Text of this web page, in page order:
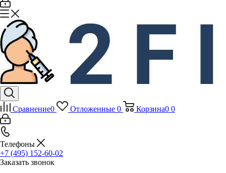
Сравнение0 Отложенные 0 Корзина0 0
Телефоны
+7 (495) 152-60-02
Заказать звонок